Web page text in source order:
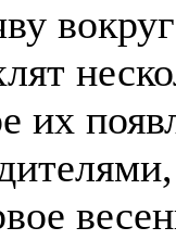
их